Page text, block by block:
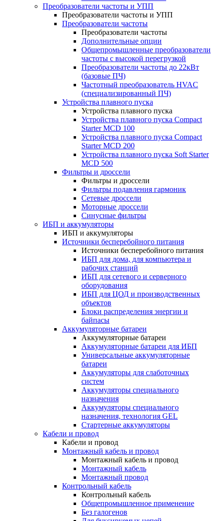
Преобразователи частоты и УПП
Преобразователи частоты и УПП
Преобразователи частоты
Преобразователи частоты
Дополнительные опции
Общепромышленные преобразователи
частоты с высокой перегрузкой
Преобразователи частоты до 22кВт
(базовые ПЧ)
Частотный преобразователь HVAC
(специализированный ПЧ)
Устройства плавного пуска
Устройства плавного пуска
Устройства плавного пуска Compact
Starter MCD 100
Устройства плавного пуска Compact
Starter MCD 200
Устройства плавного пуска Soft Starter
MCD 500
Фильтры и дроссели
Фильтры и дроссели
Фильтры подавления гармоник
Сетевые дроссели
Моторные дроссели
Синусные фильтры
ИБП и аккумуляторы
ИБП и аккумуляторы
Источники бесперебойного питания
Источники бесперебойного питания
ИБП для дома, для компьютера и
рабочих станций
ИБП для сетевого и серверного
оборудования
ИБП для ЦОД и производственных
объектов
Блоки распределения энергии и
байпасы
Аккумуляторные батареи
Аккумуляторные батареи
Аккумуляторные батареи для ИБП
Универсальные аккумуляторные
батареи
Аккумуляторы для слаботочных
систем
Аккумуляторы специального
назначения
Аккумуляторы специального
назначения, технология GEL
Стартерные аккумуляторы
Кабели и провод
Кабели и провод
Монтажный кабель и провод
Монтажный кабель и провод
Монтажный кабель
Монтажный провод
Контрольный кабель
Контрольный кабель
Общепромышленное применение
Без галогенов